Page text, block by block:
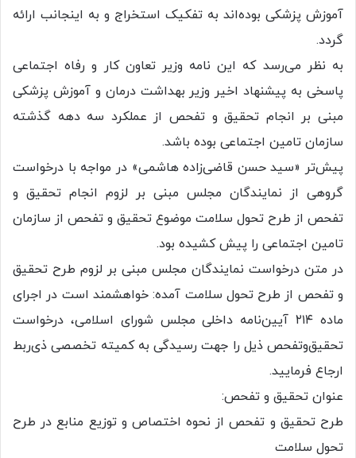
آموزش پزشکی بوده‌اند به تفکیک استخراج و به اینجانب ارائه
گردد.
به نظر می‌رسد که این نامه وزیر تعاون کار و رفاه اجتماعی
پاسخی به پیشنهاد اخیر وزیر بهداشت درمان و آموزش پزشکی
مبنی بر انجام تحقیق و تفحص از عملکرد سه دهه گذشته
سازمان تامین اجتماعی بوده باشد.
پیش‌تر «سید حسن قاضی‌زاده هاشمی» در مواجه با درخواست
گروهی از نمایندگان مجلس مبنی بر لزوم انجام تحقیق و
تفحص از طرح تحول سلامت موضوع تحقیق و تفحص از سازمان
تامین اجتماعی را پیش کشیده بود.
در متن درخواست نمایندگان مجلس مبنی بر لزوم طرح تحقیق
و تفحص از طرح تحول سلامت آمده: خواهشمند است در اجرای
ماده ۲۱۴ آیین‌نامه داخلی مجلس شورای اسلامی، درخواست
تحقیق‌وتفحص ذیل را جهت رسیدگی به کمیته تخصصی ذی‌ربط
ارجاع فرمایید.
عنوان تحقیق و تفحص:
طرح تحقیق و تفحص از نحوه اختصاص و توزیع منابع در طرح
تحول سلامت